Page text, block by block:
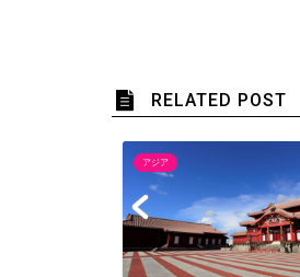
RELATED POST
アジア